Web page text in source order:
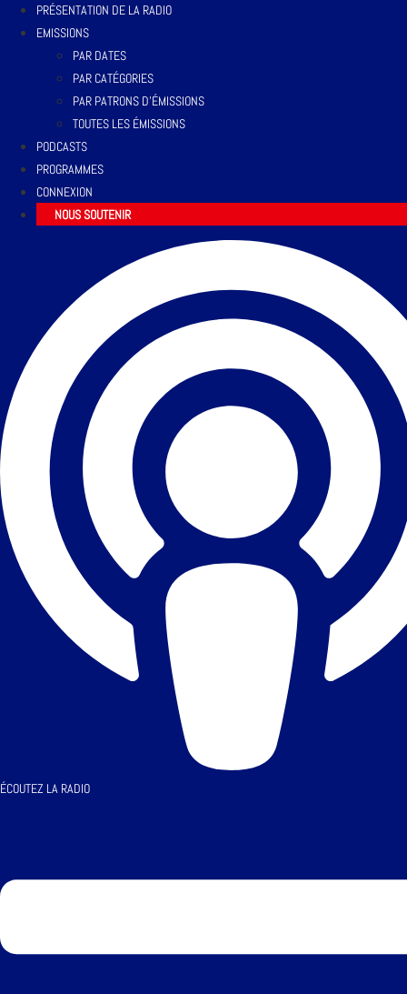
PRÉSENTATION DE LA RADIO
EMISSIONS
PAR DATES
PAR CATÉGORIES
PAR PATRONS D’ÉMISSIONS
TOUTES LES ÉMISSIONS
PODCASTS
PROGRAMMES
CONNEXION
NOUS SOUTENIR
ÉCOUTEZ LA RADIO